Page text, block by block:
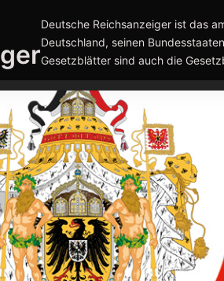
Deutsche Reichsanzeiger ist das
Deutschland, seinen
Gesetzblätter sind auch die